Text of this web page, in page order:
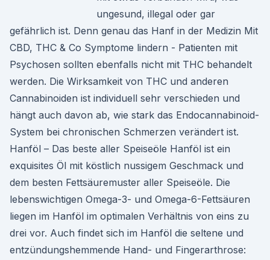
ungesund, illegal oder gar
gefährlich ist. Denn genau das Hanf in der Medizin Mit
CBD, THC & Co Symptome lindern - Patienten mit
Psychosen sollten ebenfalls nicht mit THC behandelt
werden. Die Wirksamkeit von THC und anderen
Cannabinoiden ist individuell sehr verschieden und
hängt auch davon ab, wie stark das Endocannabinoid-
System bei chronischen Schmerzen verändert ist.
Hanföl – Das beste aller Speiseöle Hanföl ist ein
exquisites Öl mit köstlich nussigem Geschmack und
dem besten Fettsäuremuster aller Speiseöle. Die
lebenswichtigen Omega-3- und Omega-6-Fettsäuren
liegen im Hanföl im optimalen Verhältnis von eins zu
drei vor. Auch findet sich im Hanföl die seltene und
entzündungshemmende Hand- und Fingerarthrose: